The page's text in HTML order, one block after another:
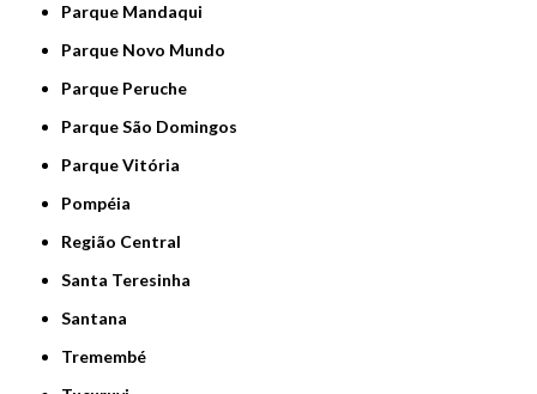
Parque Mandaqui
Parque Novo Mundo
Parque Peruche
Parque São Domingos
Parque Vitória
Pompéia
Região Central
Santa Teresinha
Santana
Tremembé